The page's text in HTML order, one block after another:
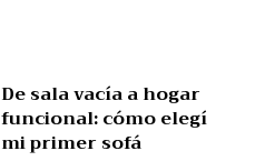
De sala vacía a hogar
funcional: cómo elegí
mi primer sofá